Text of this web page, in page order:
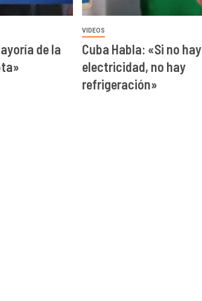
de la
VIDEOS
Cuba Habla: «Si no hay
electricidad, no hay
refrigeración»